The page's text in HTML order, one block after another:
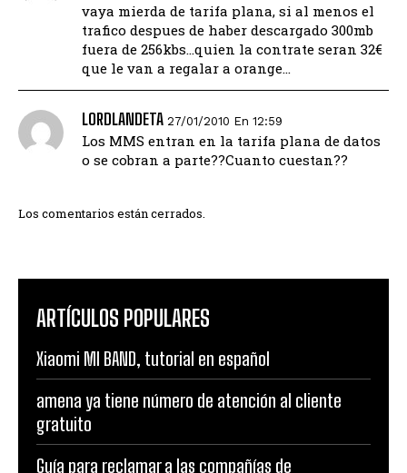
vaya mierda de tarifa plana, si al menos el
trafico despues de haber descargado 300mb
fuera de 256kbs…quien la contrate seran 32€
que le van a regalar a orange…
LORDLANDETA 27/01/2010 En 12:59
Los MMS entran en la tarifa plana de datos
o se cobran a parte??Cuanto cuestan??
Los comentarios están cerrados.
ARTÍCULOS POPULARES
Xiaomi MI BAND, tutorial en español
amena ya tiene número de atención al cliente
gratuito
Guía para reclamar a las compañías de